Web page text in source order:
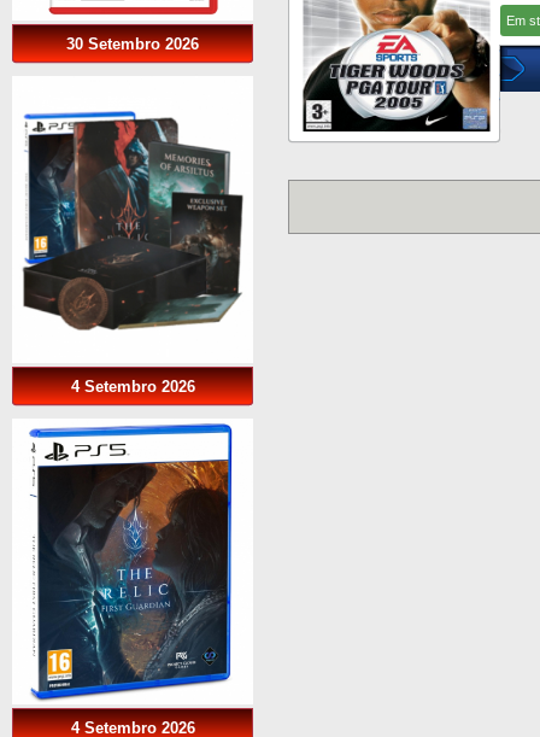
30 Setembro 2026
4 Setembro 2026
4 Setembro 2026
Em